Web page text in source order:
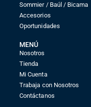
Sommier / Baúl / Bicama
Accesorios
Oportunidades
MENÚ
Nosotros
Tienda
Mi Cuenta
Trabaja con Nosotros
Contáctanos